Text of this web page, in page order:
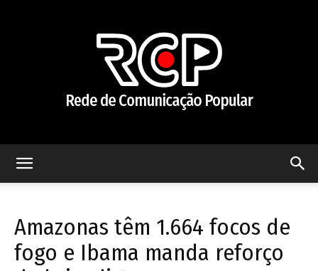
Amazonas têm 1.664 focos de
fogo e Ibama manda reforço